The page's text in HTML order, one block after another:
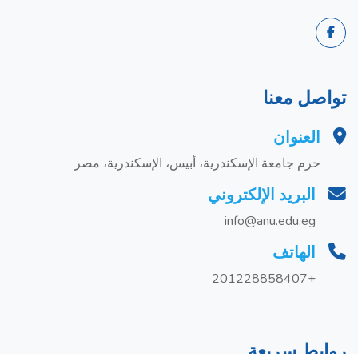
تواصل معنا
العنوان
حرم جامعة الإسكندرية، أبيس، الإسكندرية، مصر
البريد الإلكتروني
info@anu.edu.eg
الهاتف
+201228858407